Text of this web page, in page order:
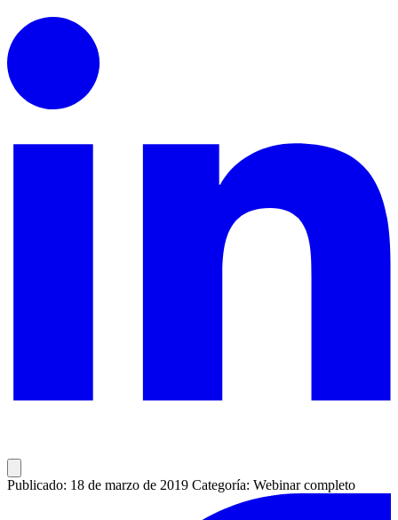
Publicado: 18 de marzo de 2019 Categoría: Webinar completo